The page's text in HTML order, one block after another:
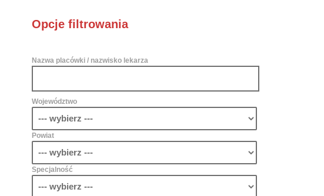
Opcje filtrowania
Nazwa placówki / nazwisko lekarza
Województwo
Powiat
Specjalność